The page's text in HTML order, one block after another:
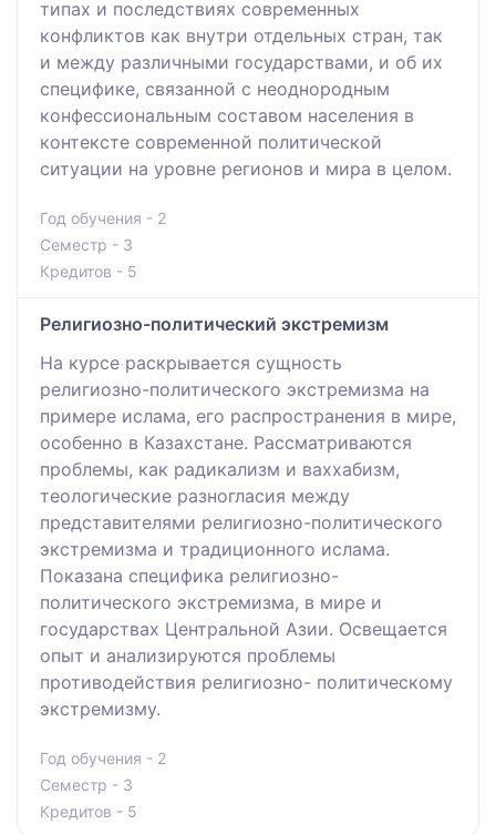
типах и последствиях современных
конфликтов как внутри отдельных стран, так
и между различными государствами, и об их
специфике, связанной с неоднородным
конфессиональным составом населения в
контексте современной политической
ситуации на уровне регионов и мира в целом.
Год обучения - 2
Семестр - 3
Кредитов - 5
Религиозно-политический экстремизм
На курсе раскрывается сущность
религиозно-политического экстремизма на
примере ислама, его распространения в мире,
особенно в Казахстане. Рассматриваются
проблемы, как радикализм и ваххабизм,
теологические разногласия между
представителями религиозно-политического
экстремизма и традиционного ислама.
Показана специфика религиозно-
политического экстремизма, в мире и
государствах Центральной Азии. Освещается
опыт и анализируются проблемы
противодействия религиозно- политическому
экстремизму.
Год обучения - 2
Семестр - 3
Кредитов - 5